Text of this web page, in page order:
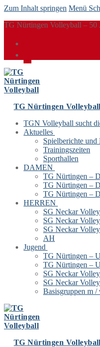
Zum Inhalt springen Menü
TG Nürtingen Volleyball – 50
TG Nürtingen Volleyball
TGN Volleyball sucht
Aktuelles
Spielberichte und
Trainingszeiten
Sporthallen
DAMEN
TG Nürtingen –
TG Nürtingen –
TG Nürtingen –
HERREN
SG Neckar
SG Neckar
SG Neckar
AH
Jugend
TG Nürtingen –
TG Nürtingen –
SG Neckar
SG Neckar
Basisgruppen m /
TG Nürtingen Volleyball